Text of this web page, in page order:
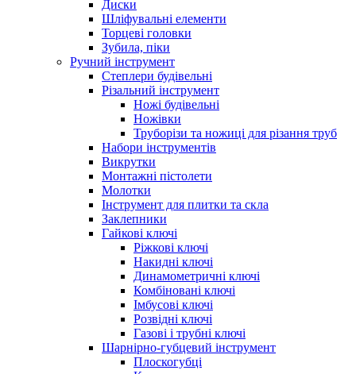
Диски
Шліфувальні елементи
Торцеві головки
Зубила, піки
Ручний інструмент
Степлери будівельні
Різальний інструмент
Ножі будівельні
Ножівки
Труборізи та ножиці для різання труб
Набори інструментів
Викрутки
Монтажні пістолети
Молотки
Інструмент для плитки та скла
Заклепники
Гайкові ключі
Ріжкові ключі
Накидні ключі
Динамометричні ключі
Комбіновані ключі
Імбусові ключі
Розвідні ключі
Газові і трубні ключі
Шарнірно-губцевий інструмент
Плоскогубцi